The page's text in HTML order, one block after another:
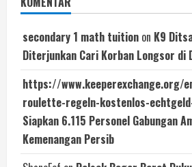
secondary 1 math tuition on K9
Diterjunkan Cari Korban Longsor di
https://www.keeperexchange.org/
roulette-regeln-kostenlos-
Siapkan 6.115 Personel Gabungan
Kemenangan Persib